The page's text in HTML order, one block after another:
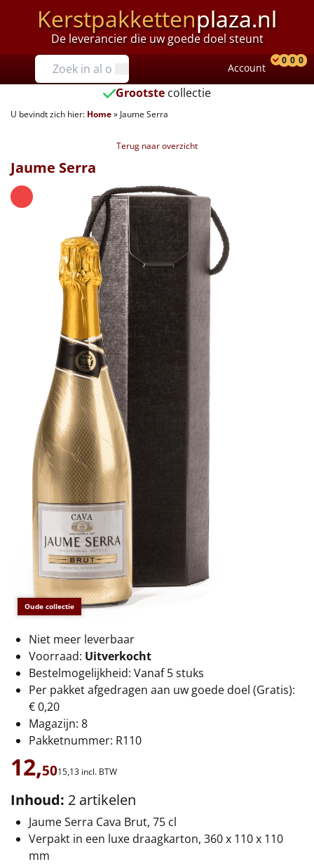
Kerstpakkettenplaza.nl
De leverancier die uw goede doel steunt
Prijzen
Tot €25
€25 tot €35
€40 tot €45
€50 tot €55
€55 tot €75
€75 tot €100
€100 en hoger
Alle kerstpakketten 2026
Thema
Origineel
Rituals
Luxe
Mannen
Vrouwen
Duurzaam
Leuke
Goedkope
Uniek
Alle thema's
Artikel
Hitster NIEUW
Pizzarette
Account
0 0 0
Grootste collectie
U bevindt zich hier: Home» Jaume Serra
Terug naar overzicht
Oude collectie
Jaume Serra
Niet meer leverbaar
Voorraad: Uitverkocht
Bestelmogelijkheid: Vanaf 5 stuks
Per pakket afgedragen aan uw goede doel (Gratis):
€ 0,20
Magazijn: 8
Pakketnummer: R110
12,5015,13 incl. BTW
Inhoud: 2 artikelen
Jaume Serra Cava Brut, 75 cl
Verpakt in een luxe draagkarton, 360 x 110 x 110
mm